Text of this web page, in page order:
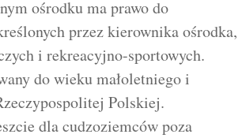
ośrodku ma prawo do
przez kierownika ośrodka,
i rekreacyjno-sportowych.
do wieku małoletniego i
Polskiej.
dla cudzoziemców poza